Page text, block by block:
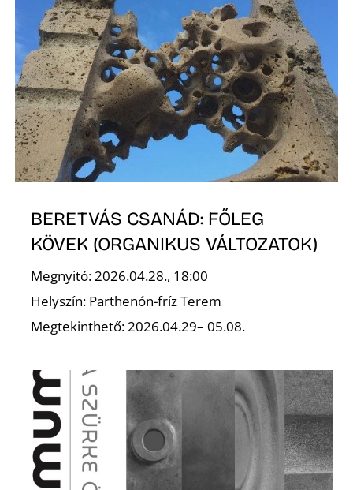
BERETVÁS CSANÁD: FŐLEG
KÖVEK (ORGANIKUS VÁLTOZATOK)
Megnyitó: 2026.04.28., 18:00
Helyszín: Parthenón-fríz Terem
Megtekinthető: 2026.04.29– 05.08.